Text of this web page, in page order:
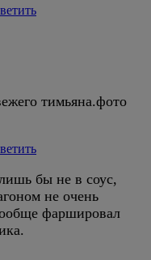
тимьяна.фото
бы не в соус,
не очень
фаршировал